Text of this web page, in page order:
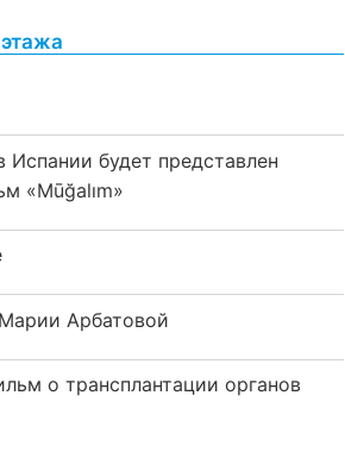
Испании будет представлен
«Mūğalım»
Арбатовой
о трансплантации органов